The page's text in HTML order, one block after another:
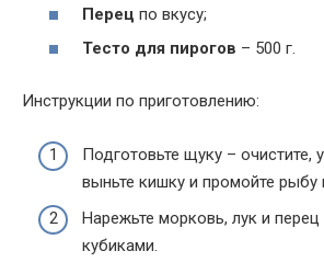
Перец по вкусу;
Тесто для пирогов – 500 г.
Инструкции по приготовлению:
Подготовьте щуку – очистите,
выньте кишку и промойте рыбу
Нарежьте морковь, лук и
кубиками.